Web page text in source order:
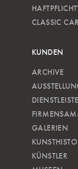
CLASSIC
KUNDEN
ARCHIVE
GALERIEN
KÜNSTLER